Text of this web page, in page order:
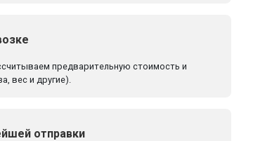
предварительную стоимость и
вес и другие).
отправки